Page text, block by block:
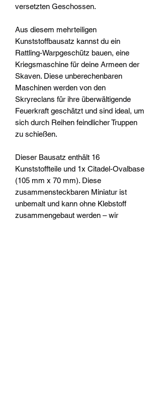
versetzten Geschossen.
Aus diesem mehrteiligen
Kunststoffbausatz kannst du ein
Rattling-Warpgeschütz bauen, eine
Kriegsmaschine für deine Armeen der
Skaven. Diese unberechenbaren
Maschinen werden von den
Skryreclans für ihre überwältigende
Feuerkraft geschätzt und sind ideal, um
sich durch Reihen feindlicher Truppen
zu schießen.
Dieser Bausatz enthält 16
Kunststoffteile und 1x Citadel-Ovalbase
(105 mm x 70 mm). Diese
zusammensteckbaren Miniatur ist
unbemalt und kann ohne Klebstoff
zusammengebaut werden – wir